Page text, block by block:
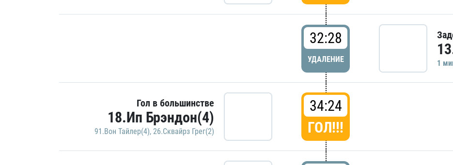
32:28
УДАЛЕНИЕ 1
Гол в большинстве
18.Ип Брэндон(4)
91.Вон Тайлер(4), 26.Сквайрз Грег(2)
34:24
ГОЛ!!!